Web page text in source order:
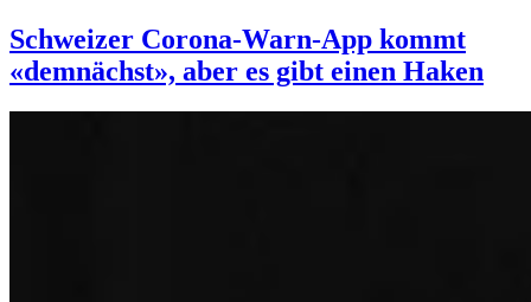
Schweizer Corona-Warn-App kommt
«demnächst», aber es gibt einen Haken